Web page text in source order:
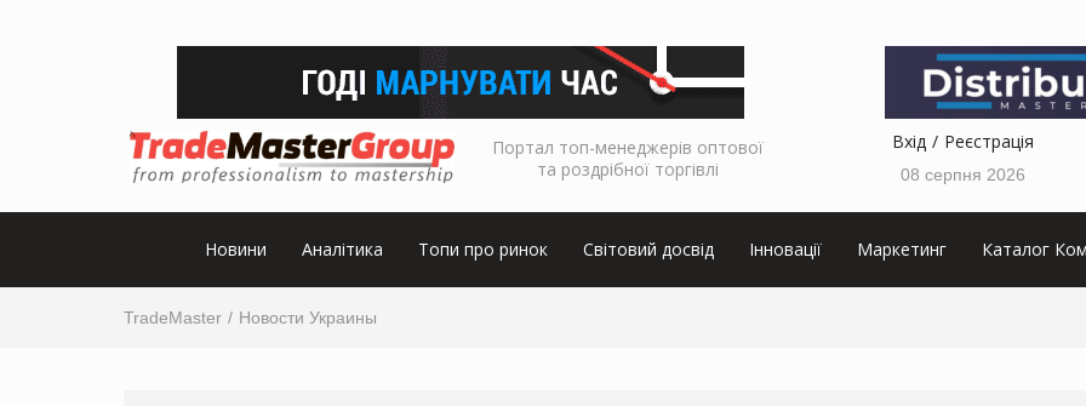
Портал топ-менеджерів оптової
та роздрібної торгівлі
Вхід Реєстрація
08 серпня 2026
Новини Аналітика Топи про ринок Світовий досвід Інновації Маркетинг Каталог
TradeMaster Новости Украины